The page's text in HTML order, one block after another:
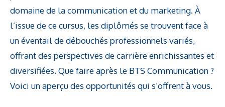
domaine de la communication et du marketing. À
l’issue de ce cursus, les diplômés se trouvent face à
un éventail de débouchés professionnels variés,
offrant des perspectives de carrière enrichissantes et
diversifiées. Que faire après le BTS Communication ?
Voici un aperçu des opportunités qui s’offrent à vous.